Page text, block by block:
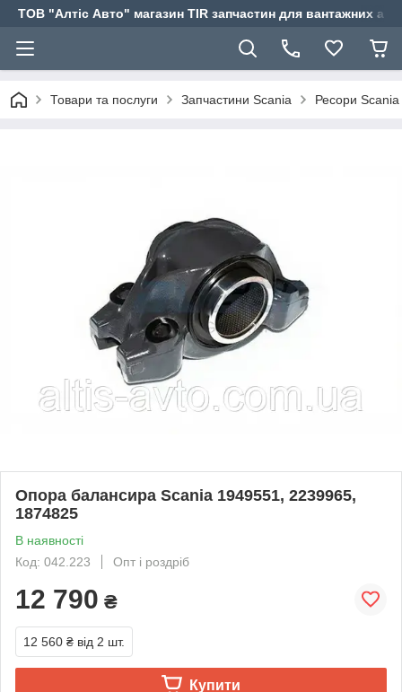
ТОВ "Алтіс Авто" магазин TIR запчастин для вантажних
Товари та послуги Запчастини Scania Ресори Scania
Опора балансира Scania 1949551, 2239965,
1874825
В наявності
Код: 042.223
Опт і роздріб
12 790 ₴
12 560 ₴ від 2 шт.
Купити